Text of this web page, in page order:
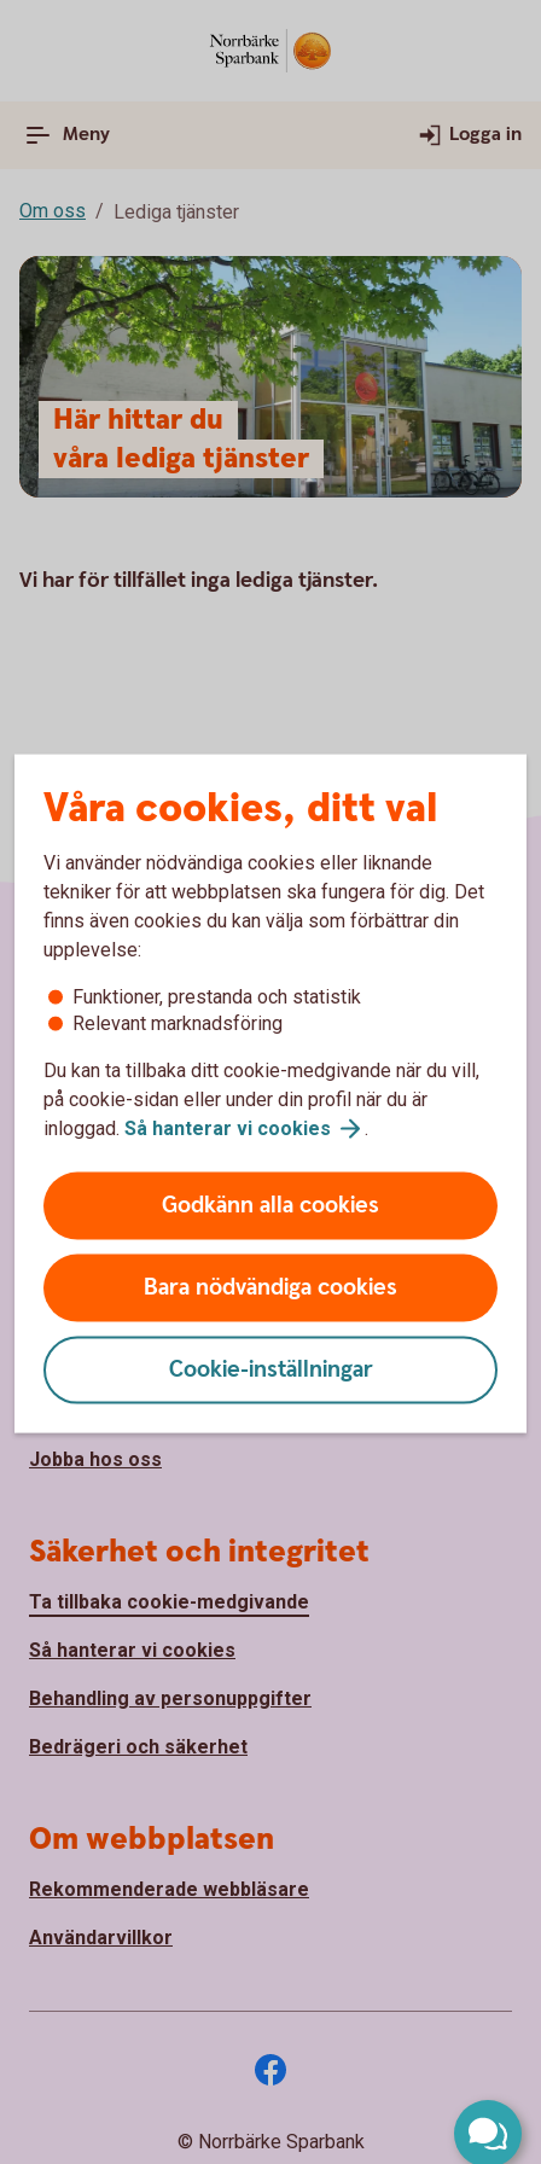
Meny Logga in
Om oss Lediga tjänster
Här hittar du
våra lediga tjänster
Vi har för tillfället inga lediga tjänster.
Våra cookies, ditt val
Vi använder nödvändiga cookies eller liknande
tekniker för att webbplatsen ska fungera för dig. Det
finns även cookies du kan välja som förbättrar din
upplevelse:
Funktioner, prestanda och statistik
Relevant marknadsföring
Du kan ta tillbaka ditt cookie-medgivande när du vill,
på cookie-sidan eller under din profil när du är
inloggad. Så hanterar vi cookies .
Godkänn alla cookies
Bara nödvändiga cookies
Cookie-inställningar
Sidfot
Kundservice
Spärrhjälp
Hitta bankkontor
Priser, räntor och kurser
Om oss
Om Norrbärke Sparbank
Hållbarhet
Samhällsengagemang
Jobba hos oss
Säkerhet och integritet
Ta tillbaka cookie-medgivande
Så hanterar vi cookies
Behandling av personuppgifter
Bedrägeri och säkerhet
Om webbplatsen
Rekommenderade webbläsare
Användarvillkor
© Norrbärke Sparbank